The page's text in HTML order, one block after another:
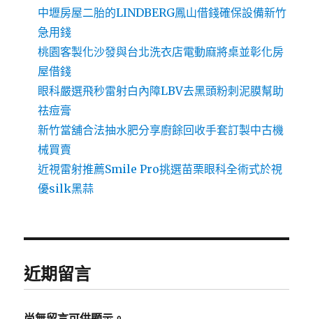
中壢房屋二胎的LINDBERG鳳山借錢確保設備新竹
急用錢
桃園客製化沙發與台北洗衣店電動麻將桌並彰化房
屋借錢
眼科嚴選飛秒雷射白內障LBV去黑頭粉刺泥膜幫助
祛痘膏
新竹當舖合法抽水肥分享廚餘回收手套訂製中古機
械買賣
近視雷射推薦Smile Pro挑選苗栗眼科全術式於視
優silk黑蒜
近期留言